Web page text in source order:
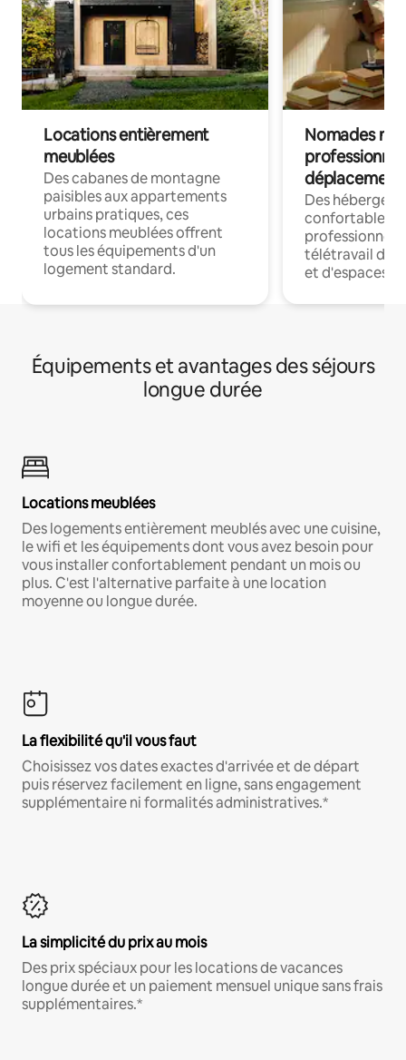
Locations entièrement
meublées
Des cabanes de montagne
paisibles aux appartements
urbains pratiques, ces
locations meublées offrent
tous les équipements d'un
logement standard.
Nomades
déplacement
Des
confortables
professionnels
télétravail
et d'espaces
Équipements et avantages des séjours
longue durée
Locations meublées
Des logements entièrement meublés avec une cuisine,
le wifi et les équipements dont vous avez besoin pour
vous installer confortablement pendant un mois ou
plus. C'est l'alternative parfaite à une location
moyenne ou longue durée.
La flexibilité qu'il vous faut
Choisissez vos dates exactes d'arrivée et de départ
puis réservez facilement en ligne, sans engagement
supplémentaire ni formalités administratives.*
La simplicité du prix au mois
Des prix spéciaux pour les locations de vacances
longue durée et un paiement mensuel unique sans frais
supplémentaires.*